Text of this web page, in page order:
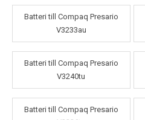
Batteri till Compaq Presario
V3233au
Batteri till Compaq Presario
V3240tu
Batteri till Compaq Presario